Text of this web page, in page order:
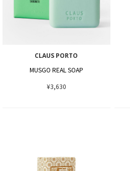
CLAUS PORTO
MUSGO REAL SOAP
¥3,630